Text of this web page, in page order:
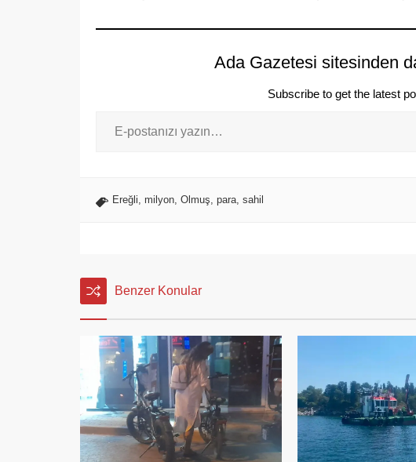
Ada Gazetesi sitesinden
Subscribe to get the latest
Ereğli milyon Olmuş para sahil
Benzer Konular